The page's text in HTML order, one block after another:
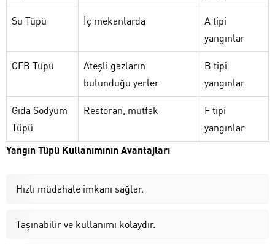
Su Tüpü İç mekanlarda
A tipi
yangınlar
CFB Tüpü
Ateşli gazların
bulunduğu yerler
B tipi
yangınlar
Gıda Sodyum
Tüpü
Restoran, mutfak
F tipi
yangınlar
Yangın Tüpü Kullanımının Avantajları
Hızlı müdahale imkanı sağlar.
Taşınabilir ve kullanımı kolaydır.